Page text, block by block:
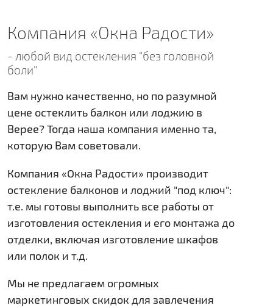
Компания «Окна Радости»
- любой вид остекления "без головной
боли"
Вам нужно качественно, но по разумной
цене остеклить балкон или лоджию в
Верее? Тогда наша компания именно та,
которую Вам советовали.
Компания «Окна Радости» производит
остекление балконов и лоджий "под ключ":
т.е. мы готовы выполнить все работы от
изготовления остекления и его монтажа до
отделки, включая изготовление шкафов
или полок и т.д.
Мы не предлагаем огромных
маркетинговых скидок для завлечения